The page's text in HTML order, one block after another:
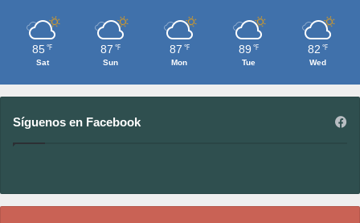
85 ℉
Sat
87 ℉
Sun
87 ℉
Mon
89 ℉
Tue
82 ℉
Wed
Síguenos en Facebook